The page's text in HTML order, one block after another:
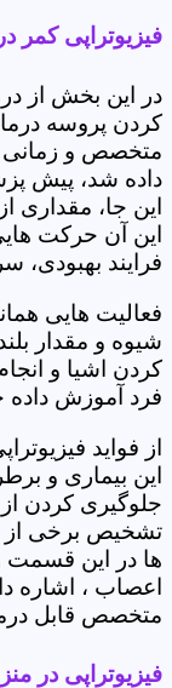
فیزیوتراپی کمر
در این بخش از
کردن پروسه
متخصص و زمانی
داده شد، پیش
این جا، مقداری
این آن حرکت
فرایند بهبودی،
فعالیت هایی
شیوه و مقدار
کردن اشیا و
فرد آموزش داده
از فواید
این بیماری و
جلوگیری کردن
تشخیص برخی از
ها در این قسمت
اعصاب ، اشاره
متخصص قابل
فیزیوتراپی در